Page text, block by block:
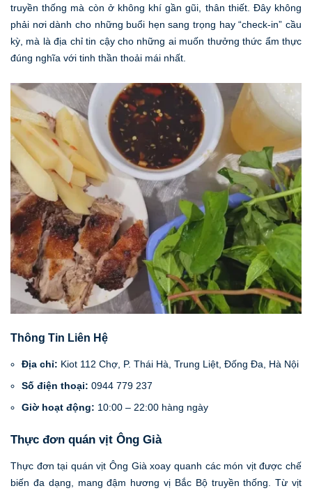
truyền thống mà còn ở không khí gần gũi, thân thiết. Đây không
phải nơi dành cho những buổi hẹn sang trọng hay “check-in” cầu
kỳ, mà là địa chỉ tin cậy cho những ai muốn thưởng thức ẩm thực
đúng nghĩa với tinh thần thoải mái nhất.
Thông Tin Liên Hệ
Địa chỉ: Kiot 112 Chợ, P. Thái Hà, Trung Liệt, Đống Đa, Hà Nội
Số điện thoại: 0944 779 237
Giờ hoạt động: 10:00 – 22:00 hàng ngày
Thực đơn quán vịt Ông Già
Thực đơn tại quán vịt Ông Già xoay quanh các món vịt được chế
biến đa dạng, mang đậm hương vị Bắc Bộ truyền thống. Từ vịt